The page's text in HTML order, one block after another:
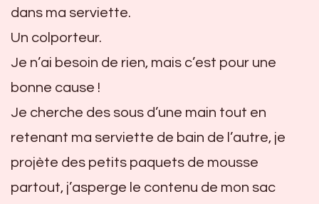
dans ma serviette.
Un colporteur.
Je n’ai besoin de rien, mais c’est pour une
bonne cause !
Je cherche des sous d’une main tout en
retenant ma serviette de bain de l’autre, je
projète des petits paquets de mousse
partout, j’asperge le contenu de mon sac